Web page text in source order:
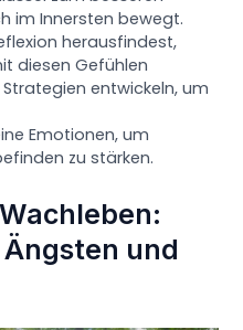
im Innersten bewegt.
herausfindest,
diesen Gefühlen
entwickeln, um
Emotionen, um
zu stärken.
und